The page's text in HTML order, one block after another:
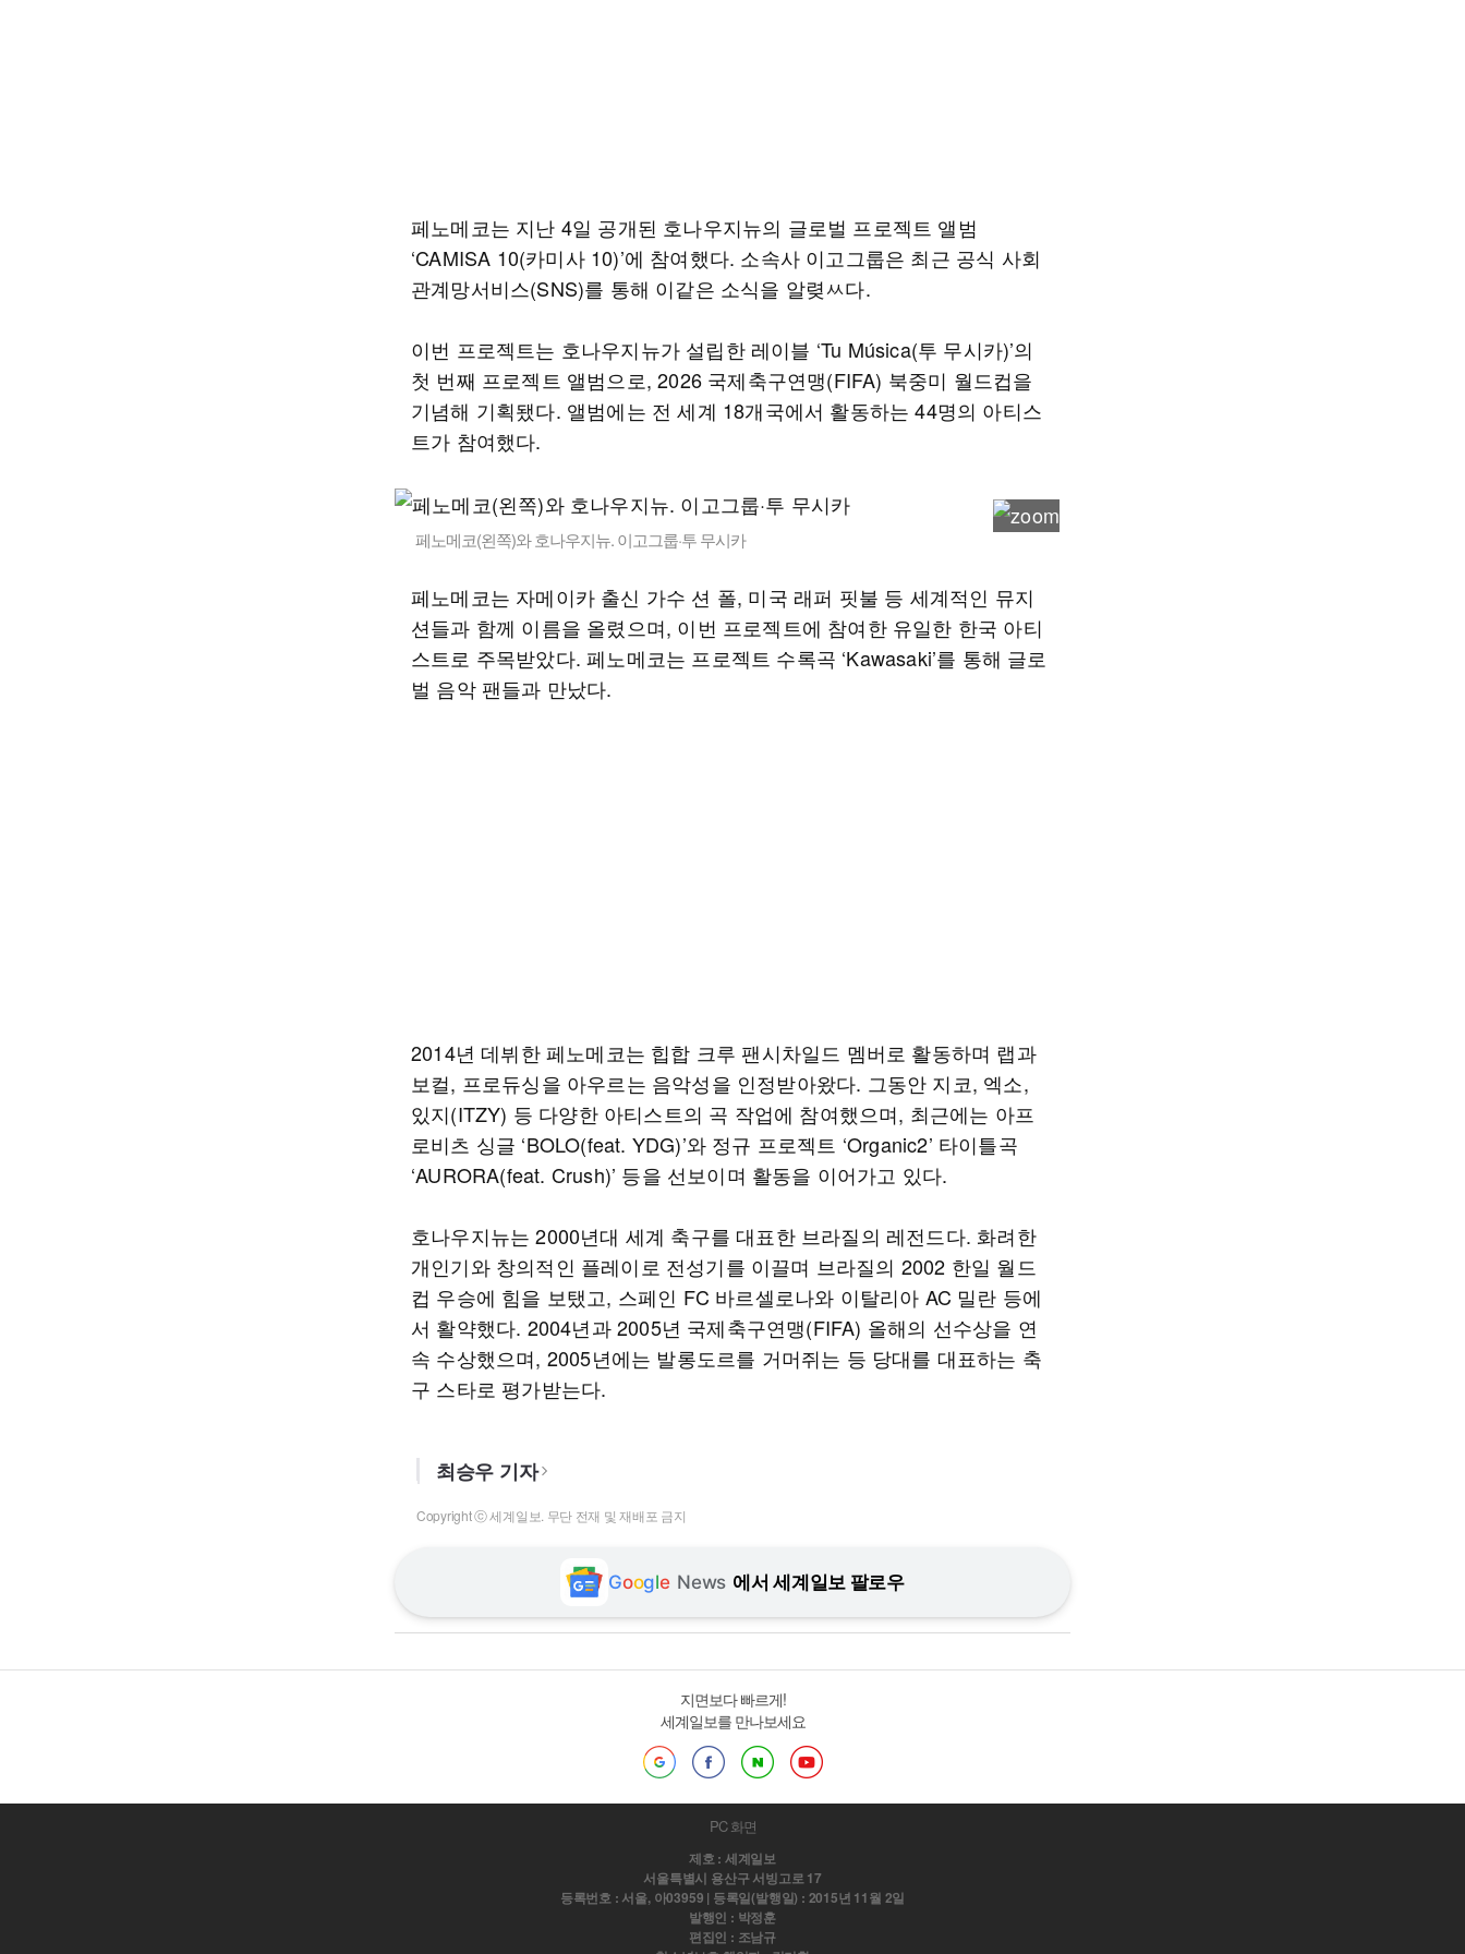
페노메코는 지난 4일 공개된 호나우지뉴의 글로벌 프로젝트 앨범
‘CAMISA 10(카미사 10)’에 참여했다. 소속사 이고그룹은 최근 공식 사회
관계망서비스(SNS)를 통해 이같은 소식을 알렺ㅆ다.
이번 프로젝트는 호나우지뉴가 설립한 레이블 ‘Tu Música(투 무시카)’의
첫 번째 프로젝트 앨범으로, 2026 국제축구연맹(FIFA) 북중미 월드컵을
기념해 기획됐다. 앨범에는 전 세계 18개국에서 활동하는 44명의 아티스
트가 참여했다.
페노메코(왼쪽)와 호나우지뉴. 이고그룹·투 무시카
페노메코는 자메이카 출신 가수 션 폴, 미국 래퍼 핏불 등 세계적인 뮤지
션들과 함께 이름을 올렸으며, 이번 프로젝트에 참여한 유일한 한국 아티
스트로 주목받았다. 페노메코는 프로젝트 수록곡 ‘Kawasaki’를 통해 글로
벌 음악 팬들과 만났다.
2014년 데뷔한 페노메코는 힙합 크루 팬시차일드 멤버로 활동하며 랩과
보컬, 프로듀싱을 아우르는 음악성을 인정받아왔다. 그동안 지코, 엑소,
있지(ITZY) 등 다양한 아티스트의 곡 작업에 참여했으며, 최근에는 아프
로비츠 싱글 ‘BOLO(feat. YDG)’와 정규 프로젝트 ‘Organic2’ 타이틀곡
‘AURORA(feat. Crush)’ 등을 선보이며 활동을 이어가고 있다.
호나우지뉴는 2000년대 세계 축구를 대표한 브라질의 레전드다. 화려한
개인기와 창의적인 플레이로 전성기를 이끌며 브라질의 2002 한일 월드
컵 우승에 힘을 보탰고, 스페인 FC 바르셀로나와 이탈리아 AC 밀란 등에
서 활약했다. 2004년과 2005년 국제축구연맹(FIFA) 올해의 선수상을 연
속 수상했으며, 2005년에는 발롱도르를 거머쥐는 등 당대를 대표하는 축
구 스타로 평가받는다.
최승우 기자
Copyright ⓒ 세계일보. 무단 전재 및 재배포 금지
Google News 에서 세계일보 팔로우
지면보다 빠르게!
세계일보를 만나보세요
PC 화면
제호 : 세계일보
서울특별시 용산구 서빙고로 17
등록번호 : 서울, 아03959 | 등록일(발행일) : 2015년 11월 2일
발행인 : 박정훈
편집인 : 조남규